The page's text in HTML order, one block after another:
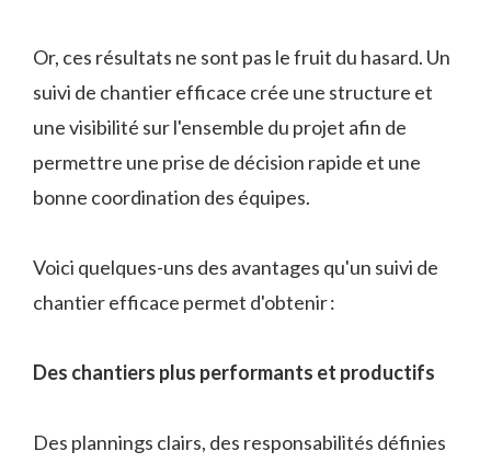
Or, ces résultats ne sont pas le fruit du hasard. Un
suivi de chantier efficace crée une structure et
une visibilité sur l'ensemble du projet afin de
permettre une prise de décision rapide et une
bonne coordination des équipes.
Voici quelques-uns des avantages qu'un suivi de
chantier efficace permet d'obtenir :
Des chantiers plus performants et productifs
Des plannings clairs, des responsabilités définies